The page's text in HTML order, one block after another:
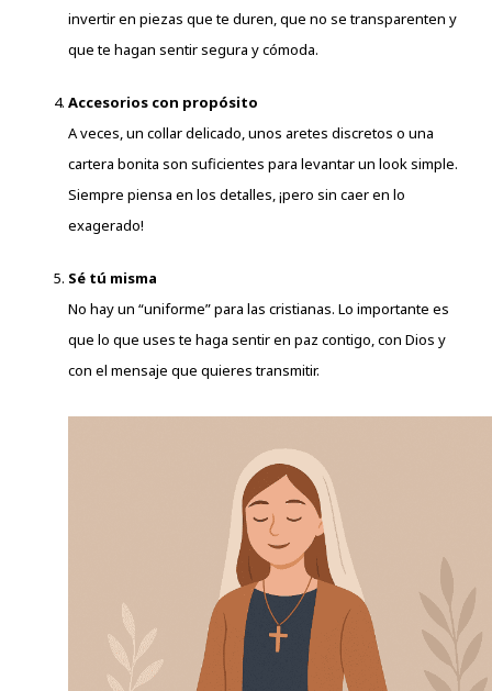
invertir en piezas que te duren, que no se transparenten y
que te hagan sentir segura y cómoda.
Accesorios con propósito
A veces, un collar delicado, unos aretes discretos o una
cartera bonita son suficientes para levantar un look simple.
Siempre piensa en los detalles, ¡pero sin caer en lo
exagerado!
Sé tú misma
No hay un “uniforme” para las cristianas. Lo importante es
que lo que uses te haga sentir en paz contigo, con Dios y
con el mensaje que quieres transmitir.